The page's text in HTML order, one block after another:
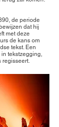
de periode
dat hij
met deze
de kans om
tekst. Een
tekstzegging,
regisseert.